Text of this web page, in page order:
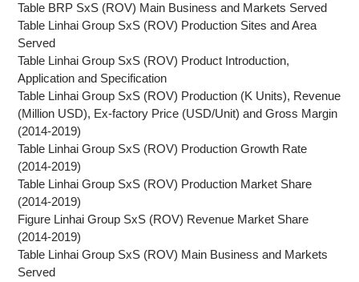
Table BRP SxS (ROV) Main Business and Markets Served
Table Linhai Group SxS (ROV) Production Sites and Area
Served
Table Linhai Group SxS (ROV) Product Introduction,
Application and Specification
Table Linhai Group SxS (ROV) Production (K Units), Revenue
(Million USD), Ex-factory Price (USD/Unit) and Gross Margin
(2014-2019)
Table Linhai Group SxS (ROV) Production Growth Rate
(2014-2019)
Table Linhai Group SxS (ROV) Production Market Share
(2014-2019)
Figure Linhai Group SxS (ROV) Revenue Market Share
(2014-2019)
Table Linhai Group SxS (ROV) Main Business and Markets
Served